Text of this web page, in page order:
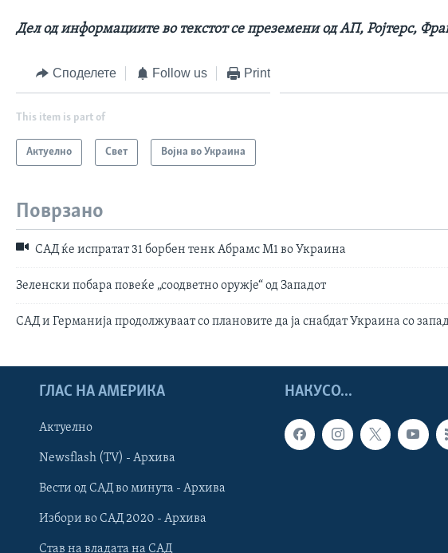
Дел од информациите во текстот се преземени од АП, Ројтерс,
Споделете Follow us Print
This item is part of
Актуелно Свет Војна во Украина
Поврзано
САД ќе испратат 31 борбен тенк Абрамс М1 во Украина
Зеленски побара повеќе „соодветно оружје“ од Западот
САД и Германија продолжуваат со плановите да ја снабдат Украина со
НАКУСО...
ГЛАС НА АМЕРИКА
Актуелно
Newsflash (TV) - Архива
Вести од САД во минута - Архива
Избори во САД 2020 - Архива
Став на владата на САД